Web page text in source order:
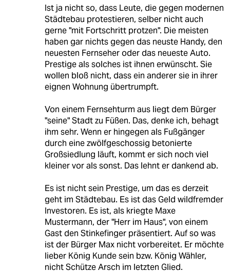
Ist ja nicht so, dass Leute, die gegen modernen
Städtebau protestieren, selber nicht auch
gerne "mit Fortschritt protzen". Die meisten
haben gar nichts gegen das neuste Handy, den
neuesten Fernseher oder das neueste Auto.
Prestige als solches ist ihnen erwünscht. Sie
wollen bloß nicht, dass ein anderer sie in ihrer
eignen Wohnung übertrumpft.
Von einem Fernsehturm aus liegt dem Bürger
"seine" Stadt zu Füßen. Das, denke ich, behagt
ihm sehr. Wenn er hingegen als Fußgänger
durch eine zwölfgeschossig betonierte
Großsiedlung läuft, kommt er sich noch viel
kleiner vor als sonst. Das lehnt er dankend ab.
Es ist nicht sein Prestige, um das es derzeit
geht im Städtebau. Es ist das Geld wildfremder
Investoren. Es ist, als kriegte Maxe
Mustermann, der "Herr im Haus", von einem
Gast den Stinkefinger präsentiert. Auf so was
ist der Bürger Max nicht vorbereitet. Er möchte
lieber König Kunde sein bzw. König Wähler,
nicht Schütze Arsch im letzten Glied.